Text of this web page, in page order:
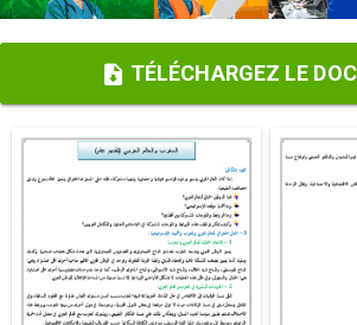
TÉLÉCHARGEZ LE